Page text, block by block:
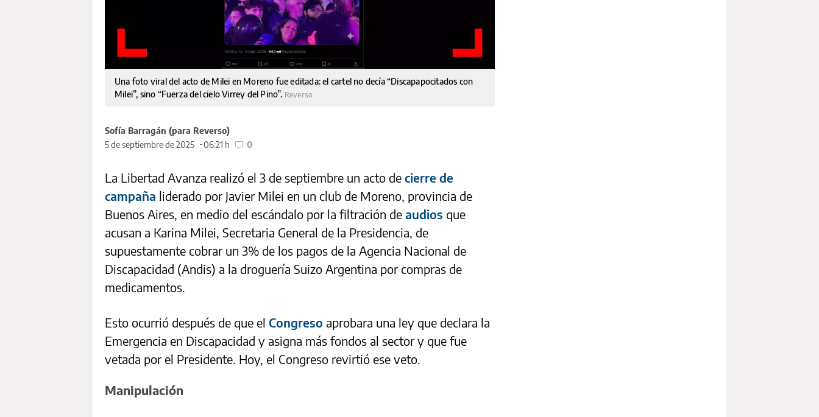
Una foto viral del acto de Milei en Moreno fue editada: el cartel no decía “Discapapocitados con
Milei”, sino “Fuerza del cielo Virrey del Pino”. Reverso
Sofía Barragán (para Reverso)
5 de septiembre de 2025
06:21 h 0
La Libertad Avanza realizó el 3 de septiembre un acto de cierre de
campaña liderado por Javier Milei en un club de Moreno, provincia de
Buenos Aires, en medio del escándalo por la filtración de audios que
acusan a Karina Milei, Secretaria General de la Presidencia, de
supuestamente cobrar un 3% de los pagos de la Agencia Nacional de
Discapacidad (Andis) a la droguería Suizo Argentina por compras de
medicamentos.
Esto ocurrió después de que el Congreso aprobara una ley que declara la
Emergencia en Discapacidad y asigna más fondos al sector y que fue
vetada por el Presidente. Hoy, el Congreso revirtió ese veto.
Manipulación